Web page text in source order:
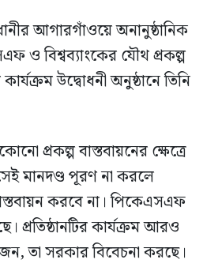
আগারগাঁওয়ে অনানুষ্ঠানিক
ও বিশ্বব্যাংকের যৌথ প্রকল্প
উদ্বোধনী অনুষ্ঠানে তিনি
প্রকল্প বাস্তবায়নের ক্ষেত্রে
সেই মানদণ্ড পূরণ না করলে
করবে না। পিকেএসএফ
কার্যক্রম আরও
তা সরকার বিবেচনা করছে।